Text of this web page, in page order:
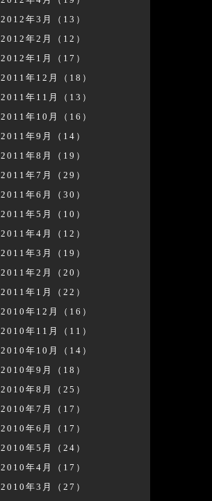
2012年3月（13）
2012年2月（12）
2012年1月（17）
2011年12月（18）
2011年11月（13）
2011年10月（16）
2011年9月（14）
2011年8月（19）
2011年7月（29）
2011年6月（30）
2011年5月（10）
2011年4月（12）
2011年3月（19）
2011年2月（20）
2011年1月（22）
2010年12月（16）
2010年11月（11）
2010年10月（14）
2010年9月（18）
2010年8月（25）
2010年7月（17）
2010年6月（17）
2010年5月（24）
2010年4月（17）
2010年3月（27）